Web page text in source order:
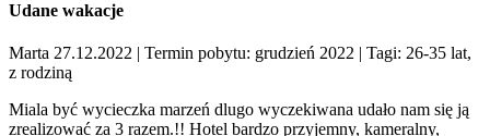
Udane wakacje
Marta 27.12.2022 | Termin pobytu: grudzień 2022 | Tagi: 26-35 lat,
z rodziną
Miala być wycieczka marzeń dlugo wyczekiwana udało nam się ją
zrealizować za 3 razem.!! Hotel bardzo przyjemny, kameralny,